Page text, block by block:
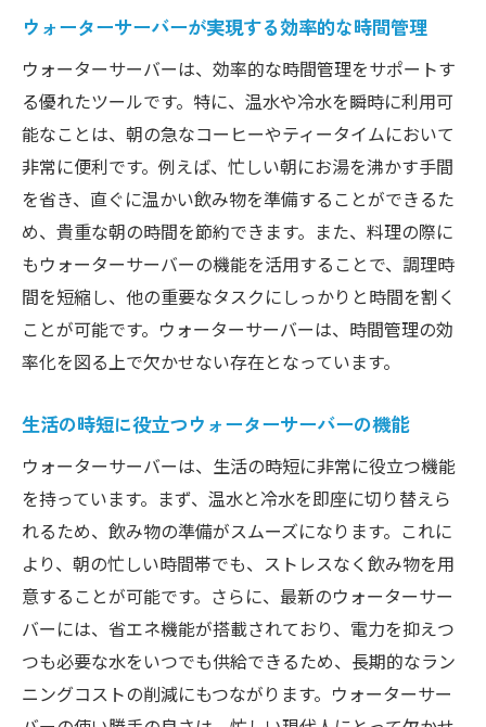
ウォーターサーバーが実現する効率的な時間管理
ウォーターサーバーは、効率的な時間管理をサポートす
る優れたツールです。特に、温水や冷水を瞬時に利用可
能なことは、朝の急なコーヒーやティータイムにおいて
非常に便利です。例えば、忙しい朝にお湯を沸かす手間
を省き、直ぐに温かい飲み物を準備することができるた
め、貴重な朝の時間を節約できます。また、料理の際に
もウォーターサーバーの機能を活用することで、調理時
間を短縮し、他の重要なタスクにしっかりと時間を割く
ことが可能です。ウォーターサーバーは、時間管理の効
率化を図る上で欠かせない存在となっています。
生活の時短に役立つウォーターサーバーの機能
ウォーターサーバーは、生活の時短に非常に役立つ機能
を持っています。まず、温水と冷水を即座に切り替えら
れるため、飲み物の準備がスムーズになります。これに
より、朝の忙しい時間帯でも、ストレスなく飲み物を用
意することが可能です。さらに、最新のウォーターサー
バーには、省エネ機能が搭載されており、電力を抑えつ
つも必要な水をいつでも供給できるため、長期的なラン
ニングコストの削減にもつながります。ウォーターサー